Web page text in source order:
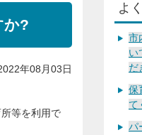
か?
年08月03日
等を利用で
よ
市
い
だ
保
て
パ